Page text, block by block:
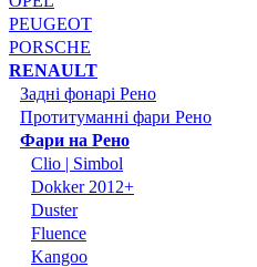
PEUGEOT
PORSCHE
RENAULT
Задні фонарі Рено
Протитуманні фари Рено
Фари на Рено
Clio | Simbol
Dokker 2012+
Duster
Fluence
Kangoo